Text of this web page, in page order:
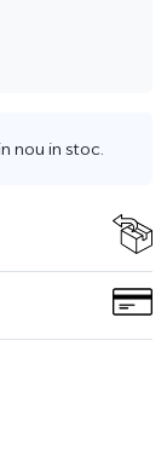
nou in stoc.